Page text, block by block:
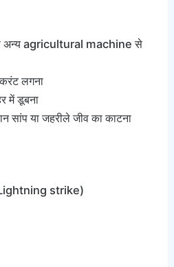
अन्य agricultural machine से
लगना
में डूबना
सांप या जहरीले जीव का काटना
strike)